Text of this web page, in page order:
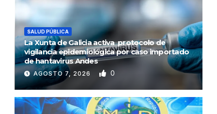
SALUD PÚBLICA
La Xunta de Galicia activa protocolo de
vigilancia epidemiológica por caso importado
de hantavirus Andes
AGOSTO 7, 2026 0